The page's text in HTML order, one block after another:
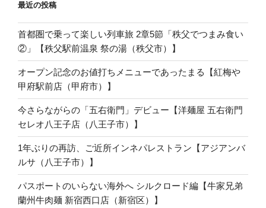
最近の投稿
首都圏で乗って楽しい列車旅 2章5節「秩父でつまみ食い
②」【秩父駅前温泉 祭の湯（秩父市）】
オープン記念のお値打ちメニューであったまる【紅梅や
甲府駅前店（甲府市）】
今さらながらの「五右衛門」デビュー【洋麺屋 五右衛門
セレオ八王子店（八王子市）】
1年ぶりの再訪、ご近所インネパレストラン【アジアンバ
ルサ（八王子市）】
パスポートのいらない海外へ シルクロード編【牛家兄弟
蘭州牛肉麺 新宿西口店（新宿区）】